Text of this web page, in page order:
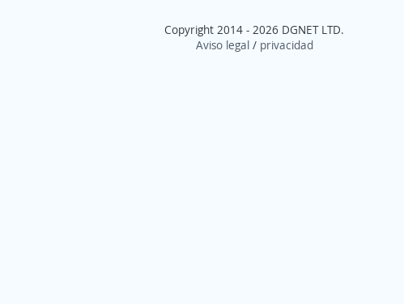
Copyright 2014 - 2026 DGNET LTD.
Aviso legal/ privacidad